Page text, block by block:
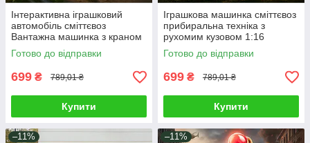
Інтерактивна іграшковий
автомобіль сміттєвоз
Вантажна машинка з краном
Рухомі деталі інерція світло
та музика
Готово до відправки
699 ₴ 789,01 ₴
Купити
Іграшкова машинка сміттєвоз
прибиральна техніка з
рухомим кузовом 1:16
Вантажівка самоскид на
інерції світло звук
Готово до відправки
699 ₴ 789,01 ₴
Купити
–11% –11%